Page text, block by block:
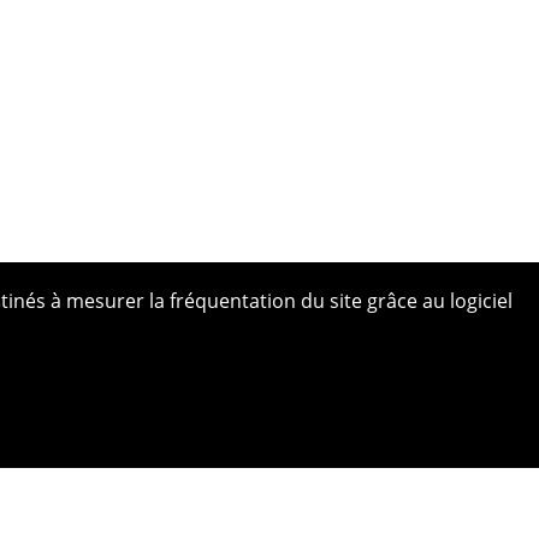
à mesurer la fréquentation du site grâce au logiciel